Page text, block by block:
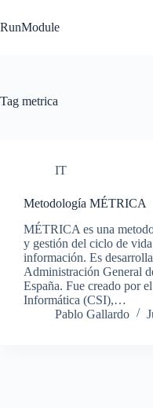
to
content
RunModule
Tag metrica
IT
Metodología MÉTRICA
MÉTRICA es una
y gestión del ciclo de
información. Es
Administración General
España. Fue creado por
Informática (CSI),…
Pablo Gallardo